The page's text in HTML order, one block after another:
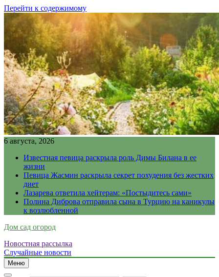
Перейти к содержимому
6 августа, 2026
Известная певица раскрыла роль Димы Билана в ее
жизни
Певица Жасмин раскрыла секрет похудения без жестких
диет
Лазарева ответила хейтерам: «Постыдитесь сами»
Полина Диброва отправила сына в Турцию на каникулы
к возлюбленной
Дом сад огород
Новостная рассылка
Случайные новости
Меню